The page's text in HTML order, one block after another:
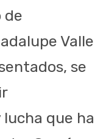
de
Valle
se
que ha